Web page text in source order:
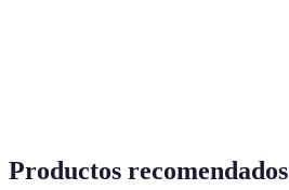
Productos recomendados